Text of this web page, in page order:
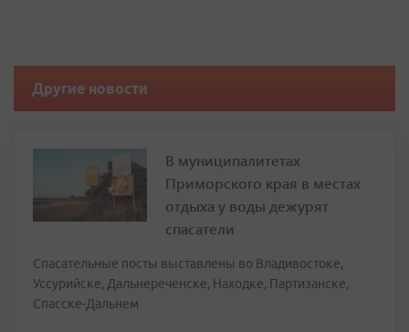
Другие новости
В муниципалитетах
Приморского края в местах
отдыха у воды дежурят
спасатели
Спасательные посты выставлены во Владивостоке,
Уссурийске, Дальнереченске, Находке, Партизанске,
Спасске-Дальнем